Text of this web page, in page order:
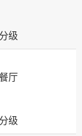
级
厅
级